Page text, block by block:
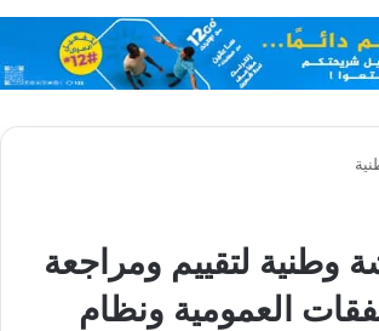
وطنية لتقييم ومراجعة
العمومية ونظام